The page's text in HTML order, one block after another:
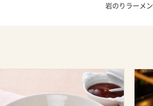
岩のりラーメン